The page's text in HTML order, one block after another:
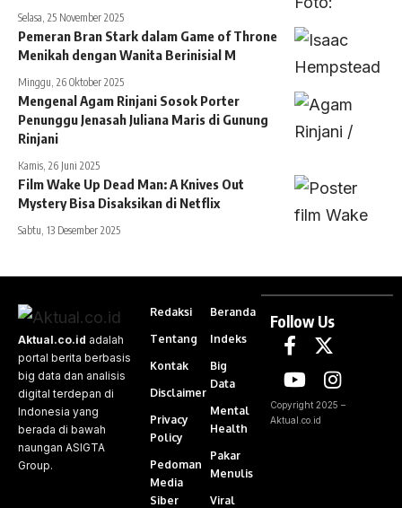
Selasa, 25 November 2025
Pemeran Bran Stark dalam Game of Throne
Menikah dengan Wanita Berinisial M
Minggu, 26 Oktober 2025
Mengenal Agam Rinjani Sosok Porter
Penunggu Jenasah Juliana Maris di Gunung
Rinjani
Kamis, 26 Juni 2025
Film Wake Up Dead Man: A Knives Out
Mystery Bisa Disaksikan di Netflix
Sabtu, 13 Desember 2025
Aktual.co.id adalah
portal berita berbasis
big data dan analisis
digital terdepan di
Indonesia yang
berada di bawah
naungan ASIGTA
Group.
Redaksi
Tentang
Kontak
Disclaimer
Privacy
Policy
Pedoman
Media
Siber
Beranda
Indeks
Big
Data
Mental
Health
Pakar
Menulis
Viral
Follow Us
Copyright 2025 –
Aktual.co.id